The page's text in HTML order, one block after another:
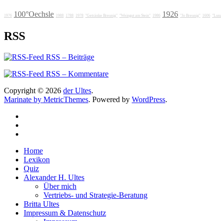
1976 100°Oechsle 1988 1788 1978 "Getränke Breunig" "Weingut am Stein" 1986 1926 "Jo Breunig" 1606
RSS
RSS – Beiträge
RSS – Kommentare
Copyright © 2026 der Ultes.
Marinate by MetricThemes. Powered by WordPress.
Home
Lexikon
Quiz
Alexander H. Ultes
Über mich
Vertriebs- und Strategie-Beratung
Britta Ultes
Impressum & Datenschutz